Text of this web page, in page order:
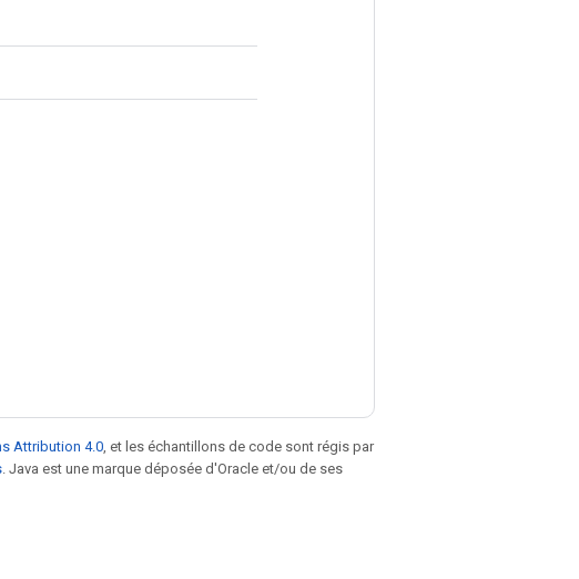
Attribution 4.0, et les échantillons de code sont régis par
. Java est une marque déposée d'Oracle et/ou de ses